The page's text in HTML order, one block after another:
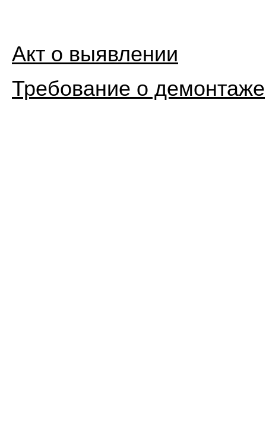
Акт о выявлении
Требование о демонтаже